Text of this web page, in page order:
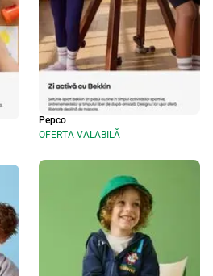
Pepco
OFERTA VALABILĂ